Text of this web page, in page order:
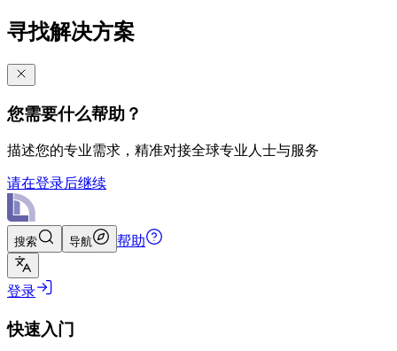
寻找解决方案
您需要什么帮助？
描述您的专业需求，精准对接全球专业人士与服务
请在登录后继续
搜索 导航 帮助
登录
快速入门